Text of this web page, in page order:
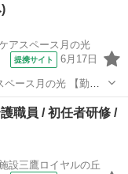
アスペース月の光
提携サイト 6月17日
月の光 【勤務
職員 / 初任者研修 /
設三鷹ロイヤルの丘